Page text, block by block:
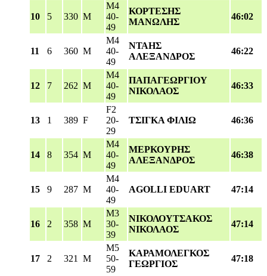
10 5 330 M
M4
40-
49
ΚΟΡΤΕΣΗΣ
ΜΑΝΩΛΗΣ
46:02
11 6 360 M
M4
40-
49
ΝΤΑΗΣ
ΑΛΕΞΑΝΔΡΟΣ
46:22
12 7 262 M
M4
40-
49
ΠΑΠΑΓΕΩΡΓΙΟΥ
ΝΙΚΟΛΑΟΣ
46:33
13 1 389 F
F2
20-
29
ΤΣΙΓΚΑ ΦΙΛΙΩ 46:36
14 8 354 M
M4
40-
49
ΜΕΡΚΟΥΡΗΣ
ΑΛΕΞΑΝΔΡΟΣ
46:38
15 9 287 M
M4
40-
49
AGOLLI EDUART 47:14
16 2 358 M
M3
30-
39
ΝΙΚΟΛΟΥΤΣΑΚΟΣ
ΝΙΚΟΛΑΟΣ
47:14
17 2 321 M
M5
50-
59
ΚΑΡΑΜΟΛΕΓΚΟΣ
ΓΕΩΡΓΙΟΣ
47:18